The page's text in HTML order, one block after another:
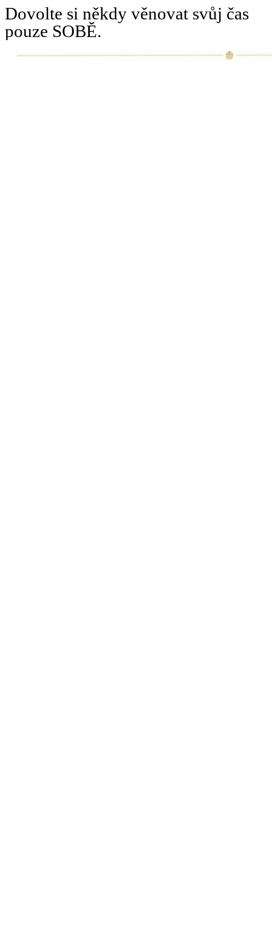
Dovolte si někdy věnovat svůj čas
pouze SOBĚ.